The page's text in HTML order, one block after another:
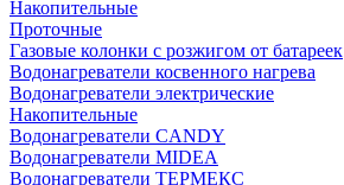
Накопительные
Проточные
Газовые колонки с розжигом от батареек
Водонагреватели косвенного нагрева
Водонагреватели электрические
Накопительные
Водонагреватели CANDY
Водонагреватели MIDEA
Водонагреватели ТЕРМЕКС